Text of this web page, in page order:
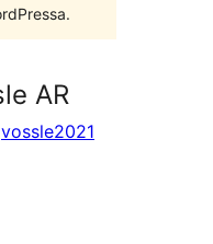
AR
vossle2021